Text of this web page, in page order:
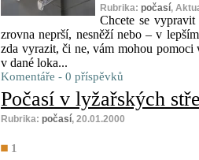
Rubrika: počasí,
Chcete se
zrovna neprší, nesněží nebo – v
zda vyrazit, či ne, vám mohou pomoci
v dané loka...
Komentáře - 0 příspěvků
Počasí v lyžařských
Rubrika: počasí, 20.01.2000
1